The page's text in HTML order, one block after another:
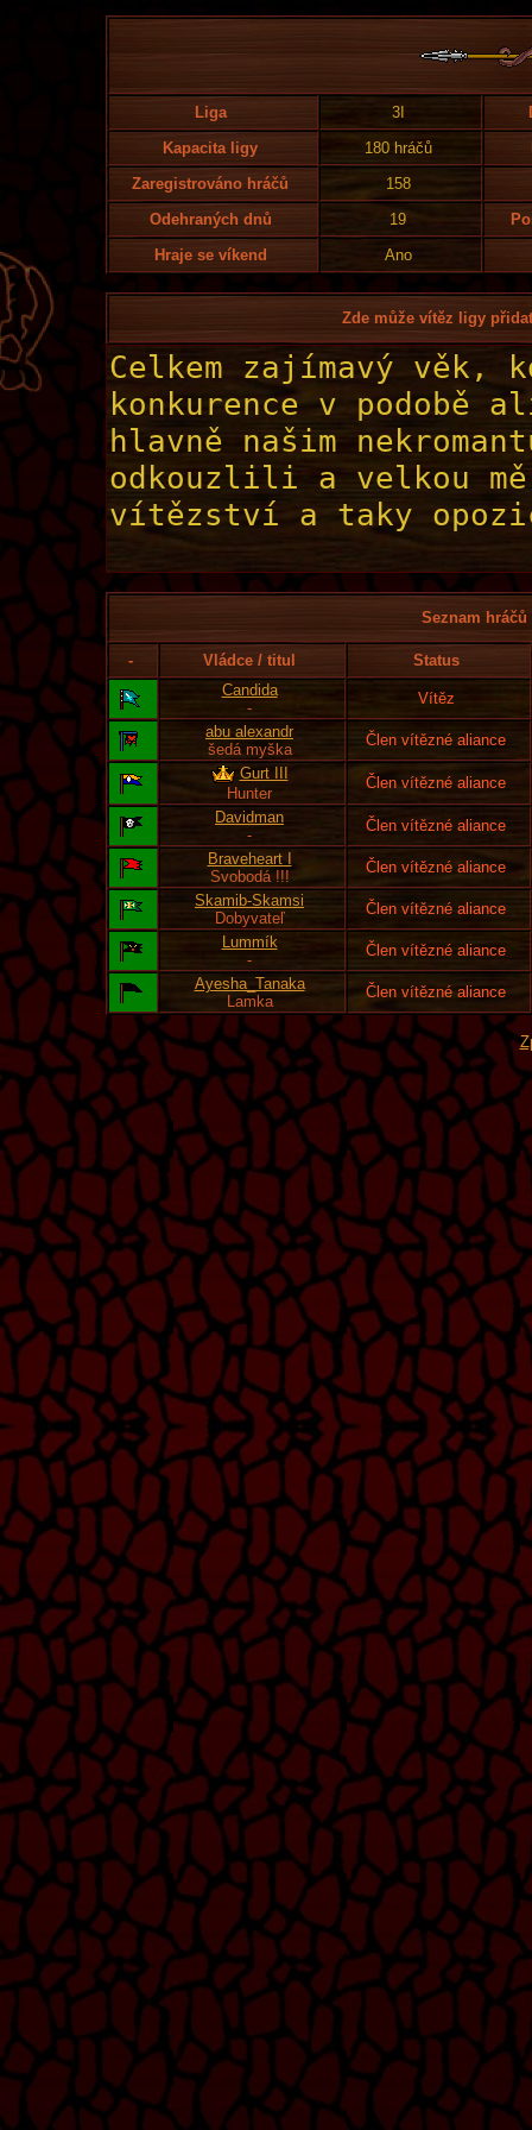
Liga 3I
Kapacita ligy
180 hráčů
Zaregistrováno hráčů
158
Odehraných dnů
19
Hraje se víkend
Ano
Zde může vítěz ligy
Seznam
- Vládce / titul
Status
Candida
-
Vítěz
abu alexandr
šedá myška
Člen vítězné aliance
Gurt III
Hunter
Člen vítězné aliance
Davidman
-
Člen vítězné aliance
Braveheart I
Svobodá !!!
Člen vítězné aliance
Skamib-Skamsi
Dobyvateľ
Člen vítězné aliance
Lummík
-
Člen vítězné aliance
Ayesha_Tanaka
Lamka
Člen vítězné aliance